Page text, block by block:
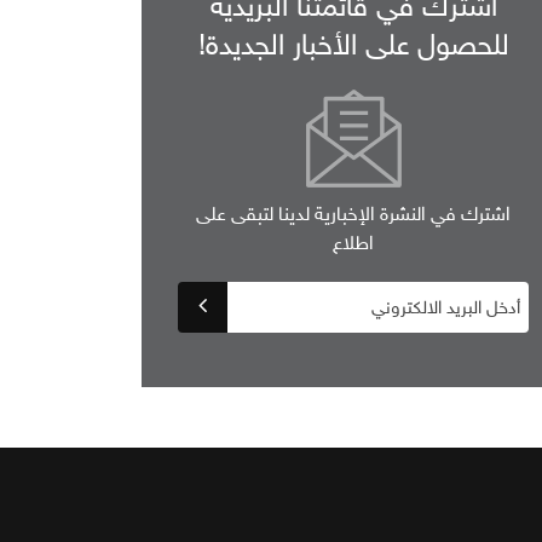
للحصول على الأخبار الجديدة!
اشترك في النشرة الإخبارية لدينا لتبقى على
اطلاع